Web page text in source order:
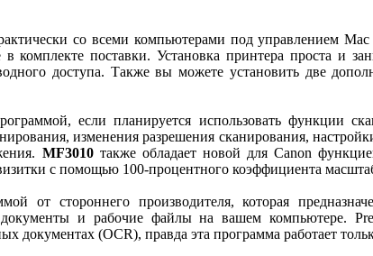
со всеми компьютерами под управлением
комплекте поставки. Установка принтера проста и
доступа. Также вы можете установить две
если планируется использовать функции
изменения разрешения сканирования,
MF3010также обладает новой для Canon
с помощью 100-процентного коэффициента
от стороннего производителя, которая
и рабочие файлы на вашем компьютере.
документах (OCR), правда эта программа работает